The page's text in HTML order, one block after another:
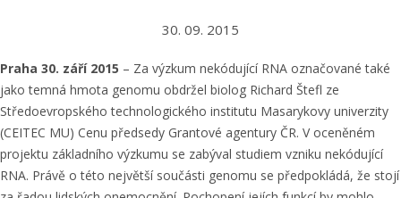
z
a
c
h
r
a
30. 09. 2015
Praha 30. září 2015 – Za výzkum nekódující RNA označované také
jako temná hmota genomu obdržel biolog Richard Štefl ze
Středoevropského technologického institutu Masarykovy univerzity
(CEITEC MU) Cenu předsedy Grantové agentury ČR. V oceněném
projektu základního výzkumu se zabýval studiem vzniku nekódující
RNA. Právě o této největší součásti genomu se předpokládá, že stojí